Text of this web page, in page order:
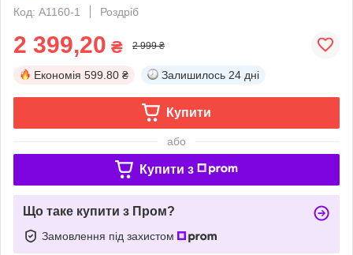
Код: A1160-1
Роздріб
2 399,20 ₴ 2 999 ₴
Економія 599.80 ₴ Залишилось 24 дні
Купити
або
Купити з
Що таке купити з Пром?
Замовлення під захистом